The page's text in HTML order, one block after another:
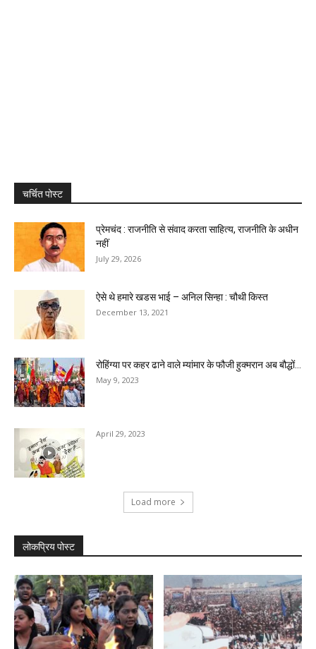
चर्चित पोस्ट
प्रेमचंद : राजनीति से संवाद करता साहित्य, राजनीति के अधीन
नहीं
July 29, 2026
ऐसे थे हमारे खडस भाई – अनिल सिन्हा : चौथी किस्त
December 13, 2021
रोहिंग्या पर कहर ढाने वाले म्यांमार के फौजी हुक्मरान अब बौद्धों...
May 9, 2023
April 29, 2023
Load more
लोकप्रिय पोस्ट